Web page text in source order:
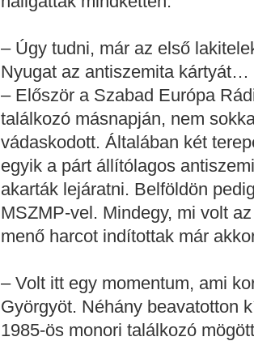
– Úgy tudni, már az első
Nyugat az antiszemita kártyát…
– Először a Szabad Európa
találkozó másnapján, nem
vádaskodott. Általában két
egyik a párt állítólagos
akarták lejáratni. Belföldön
MSZMP-vel. Mindegy, mi volt
menő harcot indítottak már
– Volt itt egy momentum, ami
Györgyöt. Néhány beavatotton
1985-ös monori találkozó